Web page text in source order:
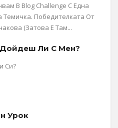
В Blog Challenge С Една
Темичка. Победителката От
(затова Е Там...
Ли С Мен?
Си?
Урок